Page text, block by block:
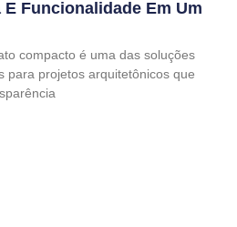
Funcionalidade Em Um
compacto é uma das soluções
para projetos arquitetônicos que